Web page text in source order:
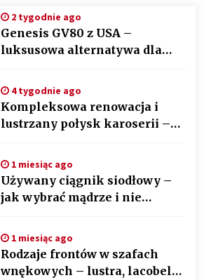
2 tygodnie ago
Genesis GV80 z USA –
luksusowa alternatywa dla
4 tygodnie ago
Kompleksowa renowacja i
lustrzany połysk karoserii –
1 miesiąc ago
Używany ciągnik siodłowy –
jak wybrać mądrze i nie
po kroku
1 miesiąc ago
Rodzaje frontów w szafach
wnękowych – lustra, lacobel